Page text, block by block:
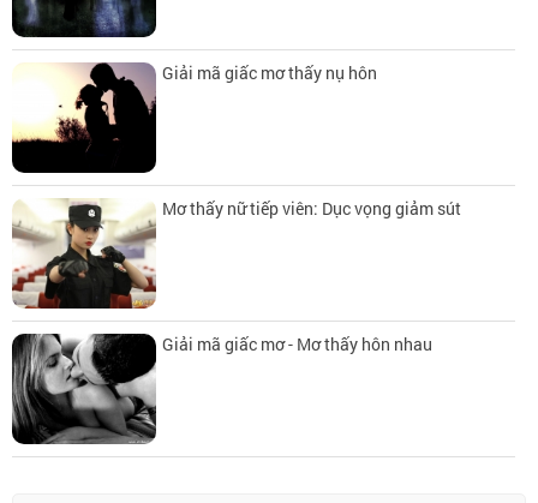
Giải mã giấc mơ thấy nụ hôn
Mơ thấy nữ tiếp viên: Dục vọng giảm sút
Giải mã giấc mơ - Mơ thấy hôn nhau